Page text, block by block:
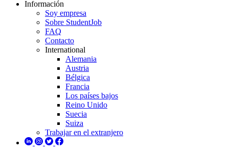
Información
Soy empresa
Sobre StudentJob
FAQ
Contacto
International
Alemania
Austria
Bélgica
Francia
Los países bajos
Reino Unido
Suecia
Suiza
Trabajar en el extranjero